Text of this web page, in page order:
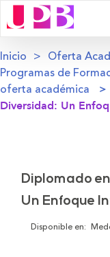
Inicio Oferta
Programas de
oferta académica
Diversidad: Un
Diplomado
Un Enfoque
Disponible en: